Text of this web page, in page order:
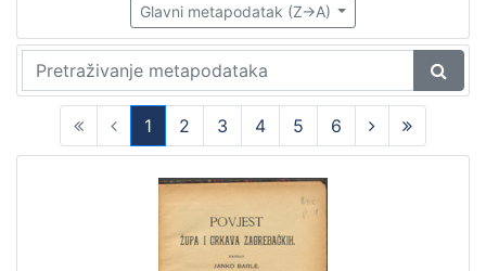
mađarski
1
Glavni metapodatak (Z->A)
1
(current)
2 3 4 5 6